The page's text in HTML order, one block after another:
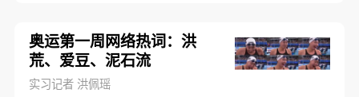
奥运第一周网络热词：洪
荒、爱豆、泥石流
实习记者 洪佩瑶